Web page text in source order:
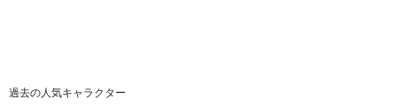
過去の人気キャラクター